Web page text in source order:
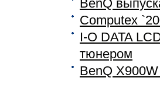
BenQ
Computex
I-O DATA
тюнером
BenQ